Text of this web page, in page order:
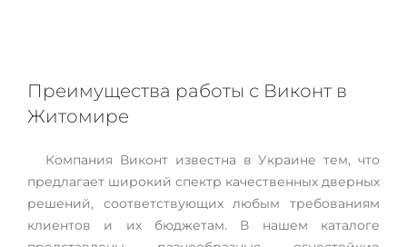
Преимущества работы с Виконт в
Житомире
Компания Виконт известна в Украине тем, что
предлагает широкий спектр качественных дверных
решений, соответствующих любым требованиям
клиентов и их бюджетам. В нашем каталоге